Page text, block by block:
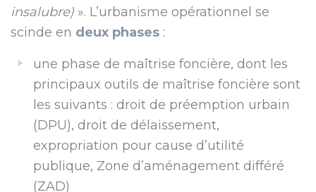
insalubre) ». L’urbanisme opérationnel se
scinde en deux phases :
une phase de maîtrise foncière, dont les
principaux outils de maîtrise foncière sont
les suivants : droit de préemption urbain
(DPU), droit de délaissement,
expropriation pour cause d’utilité
publique, Zone d’aménagement différé
(ZAD)